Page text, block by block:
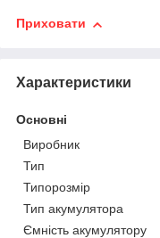
Приховати
Характеристики
Основні
Виробник
Тип
Типорозмір
Тип акумулятора
Ємність акумулятору